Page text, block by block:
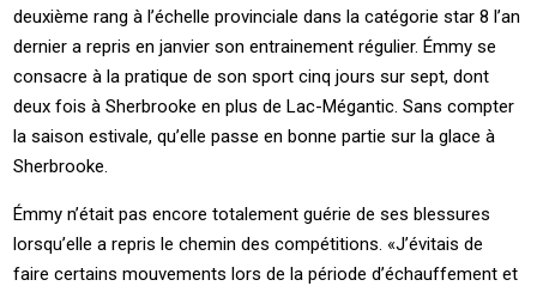
deuxième rang à l’échelle provinciale dans la catégorie star 8 l’an
dernier a repris en janvier son entrainement régulier. Émmy se
consacre à la pratique de son sport cinq jours sur sept, dont
deux fois à Sherbrooke en plus de Lac-Mégantic. Sans compter
la saison estivale, qu’elle passe en bonne partie sur la glace à
Sherbrooke.
Émmy n’était pas encore totalement guérie de ses blessures
lorsqu’elle a repris le chemin des compétitions. «J’évitais de
faire certains mouvements lors de la période d’échauffement et